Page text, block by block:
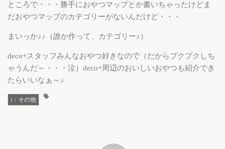
ところで・・・勝手におやつマップとか書いちゃったけどま
だおやつマップのカテゴリーがないんだけど・・・
まいっか♪♪（誰か作って、カテゴリー♪）
deco+スタッフみんなおやつ好きなので（だからプクプクしち
ゃうんだ～・・・泣）deco+周辺のおいしいおやつも紹介でき
たらいいなぁ～♪
i：その他